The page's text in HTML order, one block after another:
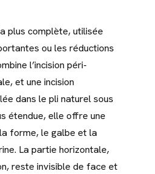
plus complète, utilisée
ou les réductions
l’incision péri-
et une incision
dans le pli naturel sous
étendue, elle offre une
forme, le galbe et la
La partie horizontale,
reste invisible de face et